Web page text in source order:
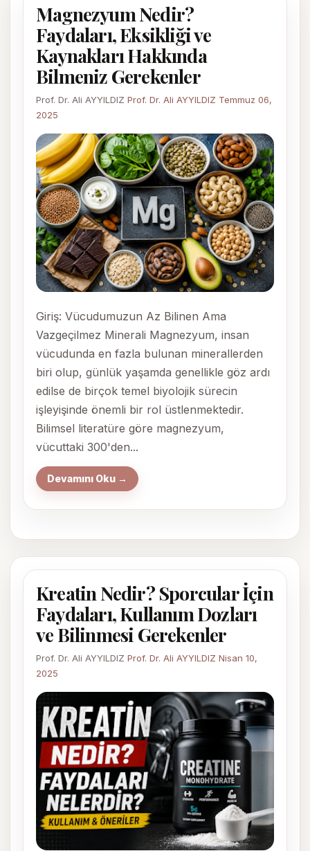
Magnezyum Nedir?
Faydaları, Eksikliği ve
Kaynakları Hakkında
Bilmeniz Gerekenler
Prof. Dr. Ali AYYILDIZ Prof. Dr. Ali AYYILDIZ Temmuz 06,
2025
Giriş: Vücudumuzun Az Bilinen Ama
Vazgeçilmez Minerali Magnezyum, insan
vücudunda en fazla bulunan minerallerden
biri olup, günlük yaşamda genellikle göz ardı
edilse de birçok temel biyolojik sürecin
işleyişinde önemli bir rol üstlenmektedir.
Bilimsel literatüre göre magnezyum,
vücuttaki 300'den...
Devamını Oku →
Kreatin Nedir? Sporcular İçin
Faydaları, Kullanım Dozları
ve Bilinmesi Gerekenler
Prof. Dr. Ali AYYILDIZ Prof. Dr. Ali AYYILDIZ Nisan 10,
2025